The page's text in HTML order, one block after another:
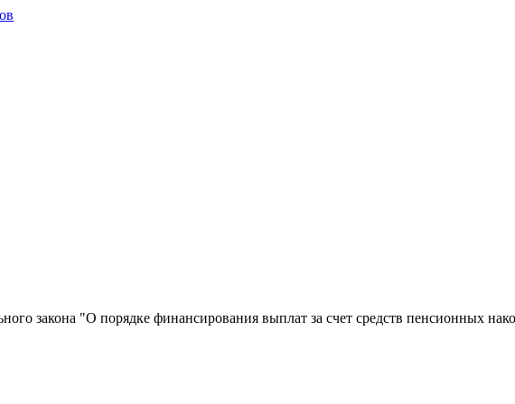
закона "О порядке финансирования выплат за счет средств пенсионных